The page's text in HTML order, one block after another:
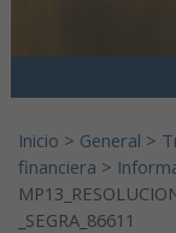
Inicio > General >
financiera >
_SEGRA_86611